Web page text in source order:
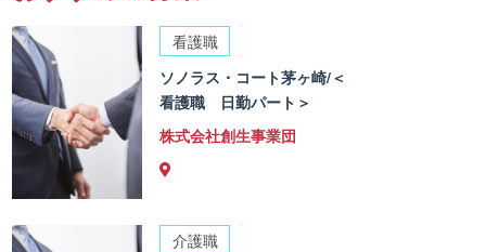
看護職
ソノラス・コート茅ヶ崎/＜
看護職 日勤パート＞
株式会社創生事業団
介護職